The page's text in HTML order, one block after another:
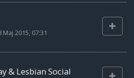
Maj 2015, 07:31
& Lesbian Social